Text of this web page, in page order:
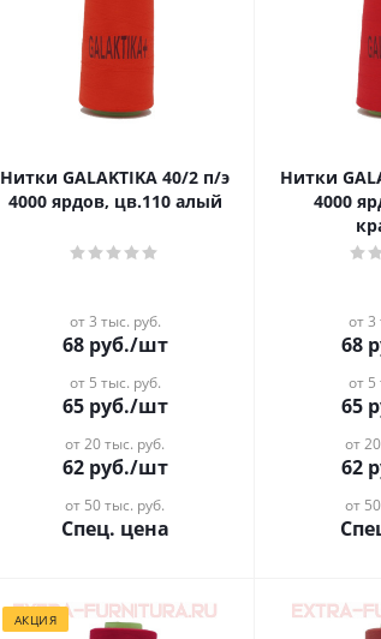
Нитки GALAKTIKA 40/2 п/э
4000 ярдов, цв.110 алый
от 3 тыс. руб.
68руб./шт
от 5 тыс. руб.
65руб./шт
от 20 тыс. руб.
62руб./шт
от 50 тыс. руб.
Спец. цена
Нитки
4000
от 3
68
от 5
65
от
62
от
АКЦИЯ